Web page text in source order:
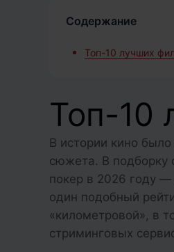
Содержание
Топ-10 лучших
Топ-10
В истории кино
сюжета. В подборку
покер в 2026 году —
один подобный
«километровой», в
стриминговых